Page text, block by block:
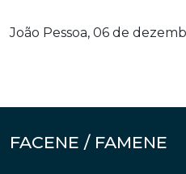
João Pessoa, 06 de
FACENE / FAMENE